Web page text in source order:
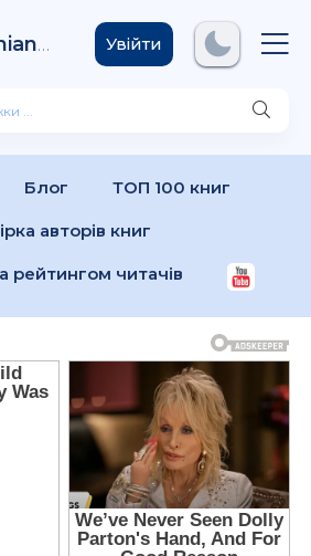
ReadUkrainian
Books .com
Увійти
Блог ТОП 100 книг
авторів книг
рейтингом читачів